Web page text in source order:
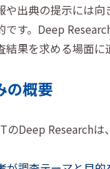
や出典の提示には
です。Deep
結果を求める場面に
の概要
のDeep Researchは